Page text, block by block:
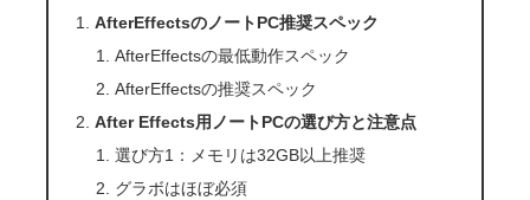
AfterEffectsのノートPC推奨スペック
AfterEffectsの最低動作スペック
AfterEffectsの推奨スペック
After Effects用ノートPCの選び方と注意点
選び方1：メモリは32GB以上推奨
グラボはほぼ必須